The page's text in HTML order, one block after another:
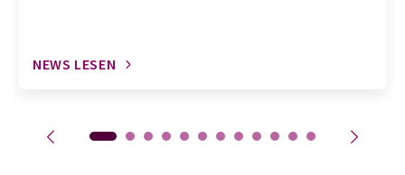
NEWS LESEN